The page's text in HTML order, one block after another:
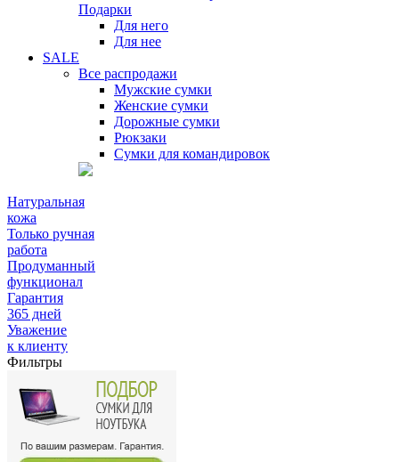
Подарки
Для него
Для нее
SALE
Все распродажи
Мужские сумки
Женские сумки
Дорожные сумки
Рюкзаки
Сумки для командировок
Натуральная
кожа
Только ручная
работа
Продуманный
функционал
Гарантия
365 дней
Уважение
к клиенту
Фильтры